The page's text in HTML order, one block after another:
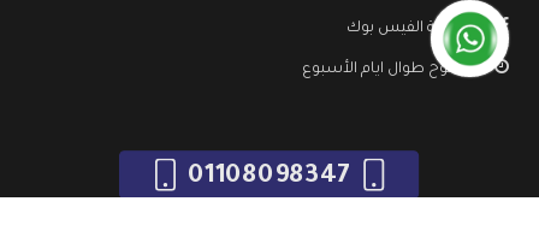
صفحة الفيس بوك
مفتوح طوال ايام الأسبوع
01108098347